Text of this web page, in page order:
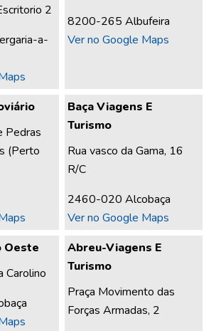
2
a-
8200-265 Albufeira
Ver no Google Maps
Pedras
(Perto
Baça Viagens E
Turismo
Rua vasco da Gama, 16
R/C
2460-020 Alcobaça
Ver no Google Maps
Oeste
Carolino
Abreu-Viagens E
Turismo
Praça Movimento das
Forças Armadas, 2